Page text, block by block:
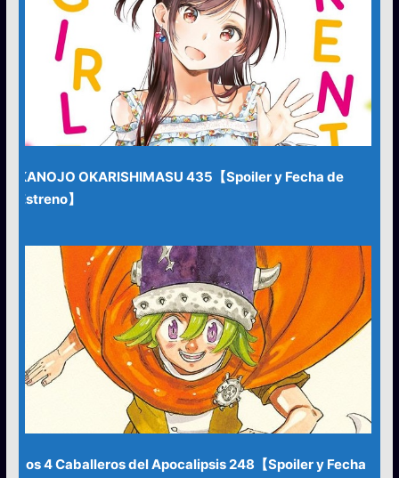
KANOJO OKARISHIMASU 435【Spoiler y Fecha de
Estreno】
Los 4 Caballeros del Apocalipsis 248【Spoiler y Fecha